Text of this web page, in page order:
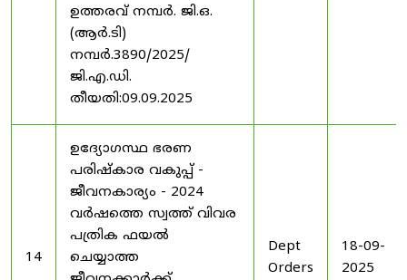
ഉത്തരവ് നമ്പർ. ജി.ഒ.
(ആർ.ടി)
നമ്പർ.3890/2025/
ജി.എ.ഡി.
തീയതി:09.09.2025
14
ഉദ്യോഗസ്ഥ ഭരണ
പരിഷ്കാര വകുപ്പ് -
ജീവനകാര്യം - 2024
വർഷത്തെ സ്വത്ത് വിവര
പത്രിക ഫയൽ
ചെയ്യാത്ത
Dept
Orders
18-09-
2025